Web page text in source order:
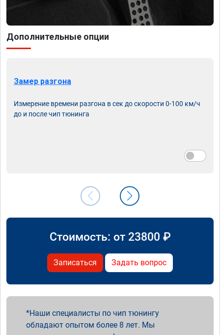
Дополнительные опции
Замер разгона
Измерение времени разгона в сек до скорости 0-100 км/ч
до и после чип тюнинга
Стоимость: от 23800 ₽
Записаться Задать вопрос
Наши специалисты по чип тюнингу
обладают опытом более 8 лет. Мы